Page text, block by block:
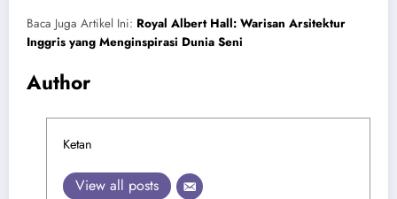
Baca Juga Artikel Ini: Royal Albert Hall: Warisan Arsitektur
Inggris yang Menginspirasi Dunia Seni
Author
Ketan
View all posts